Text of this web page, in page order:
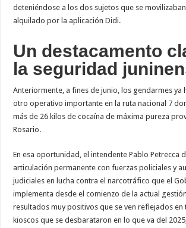
deteniéndose a los dos sujetos que se
alquilado por la aplicación Didi.
Un destacamento
la seguridad
Anteriormente, a fines de junio, los gendarmes ya
otro operativo importante en la ruta nacional 7
más de 26 kilos de cocaína de máxima pureza
Rosario.
En esa oportunidad, el intendente Pablo Petrecca
articulación permanente con fuerzas policiales y
judiciales en lucha contra el narcotráfico que el
implementa desde el comienzo de la actual
resultados muy positivos que se ven reflejados en
kioscos que se desbarataron en lo que va del